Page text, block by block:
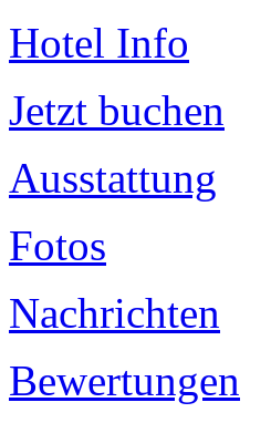
Hotel Info
Jetzt buchen
Ausstattung
Fotos
Nachrichten
Bewertungen